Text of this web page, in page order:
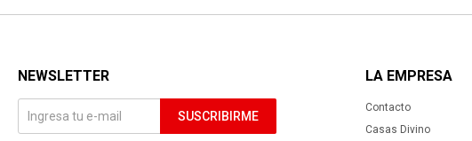
LA EMPRESA
Contacto
Casas Divino
NEWSLETTER
SUSCRIBIRME